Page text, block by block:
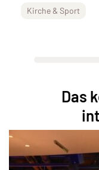
Kirche & Sport
Das